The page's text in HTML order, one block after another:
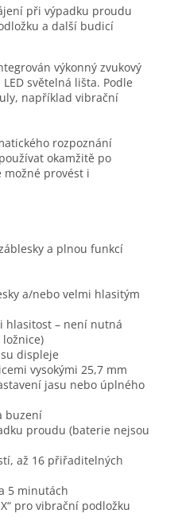
při výpadku proudu
a další budicí
výkonný zvukový
světelná lišta. Podle
například vibrační
rozpoznání
okamžitě po
provést i
a plnou funkcí
a/nebo velmi hlasitým
hlasitost – není nutná
displeje
vysokými 25,7 mm
jasu nebo úplného
buzení
proudu (baterie nejsou
až 16 přiřaditelných
5 minutách
pro vibrační podložku